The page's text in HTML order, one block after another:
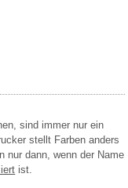
sind immer nur ein
stellt Farben anders
nur dann, wenn der Name
ist.